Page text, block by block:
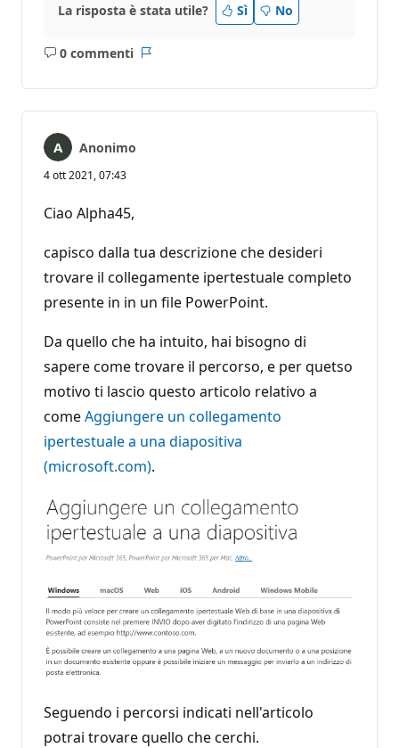
La risposta è stata utile? Sì No
0 commenti
Nessun
Anonimo
4 ott 2021, 07:43
Ciao Alpha45,
capisco dalla tua descrizione che desideri
trovare il collegamente ipertestuale completo
presente in in un file PowerPoint.
Da quello che ha intuito, hai bisogno di
sapere come trovare il percorso, e per quetso
motivo ti lascio questo articolo relativo a
comeAggiungere un collegamento
ipertestuale a una diapositiva
(microsoft.com).
Seguendo i percorsi indicati nell'articolo
potrai trovare quello che cerchi.